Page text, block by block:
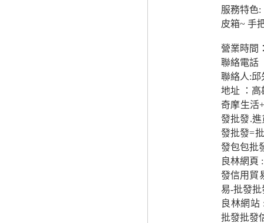
服務特色:
皮箱~ 手
營業時間
聯絡電話
聯絡人:邱
地址 ：高
奇摩生活
發批發.進
發批發=
發包包批
良林網頁
發信用貿
易-批發
良林網站
批發批發